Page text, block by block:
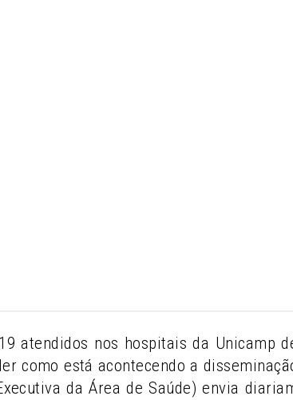
atendidos nos hospitais da Unicamp
como está acontecendo a
da Área de Saúde) envia